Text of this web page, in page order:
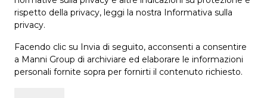
rispetto della privacy, leggi la nostra Informativa sulla
privacy.
Facendo clic su Invia di seguito, acconsenti a consentire
a Manni Group di archiviare ed elaborare le informazioni
personali fornite sopra per fornirti il contenuto richiesto.